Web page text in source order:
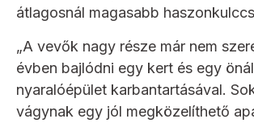
átlagosnál magasabb
„A vevők nagy része már nem
évben bajlódni egy kert és egy
nyaralóépület karbantartásával.
vágynak egy jól megközelíthető